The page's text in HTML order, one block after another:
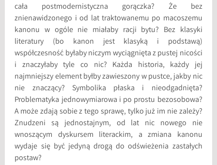
cała postmodernistyczna gorączka? Że bez
znienawidzonego i od lat traktowanemu po macoszemu
kanonu w ogóle nie miałaby racji bytu? Bez klasyki
literatury (bo kanon jest klasyką i podstawą)
współczesność byłaby niczym wyciągnięta z pustej nicości
i znaczyłaby tyle co nic? Każda historia, każdy jej
najmniejszy element byłby zawieszony w pustce, jakby nic
nie znaczący? Symbolika płaska i nieodgadnięta?
Problematyka jednowymiarowa i po prostu bezosobowa?
A może zdają sobie z tego sprawę, tylko już im nie zależy?
Znudzeni są jednostajnym, od lat nic nowego nie
wnoszącym dyskursem literackim, a zmiana kanonu
wydaje się być jedyną drogą do odświeżenia zastałych
postaw?